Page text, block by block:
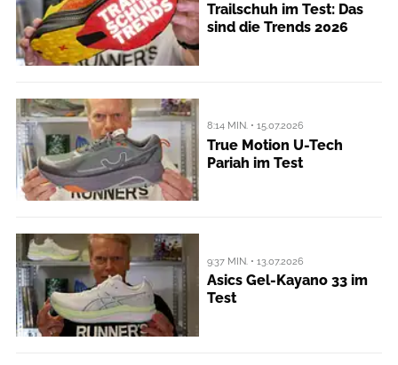
Trailschuh im Test: Das
sind die Trends 2026
8:14 MIN. • 15.07.2026
True Motion U-Tech
Pariah im Test
9:37 MIN. • 13.07.2026
Asics Gel-Kayano 33 im
Test